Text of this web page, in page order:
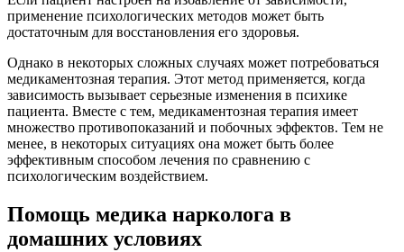
применение психологических методов может быть
достаточным для восстановления его здоровья.
Однако в некоторых сложных случаях может потребоваться
медикаментозная терапия. Этот метод применяется, когда
зависимость вызывает серьезные изменения в психике
пациента. Вместе с тем, медикаментозная терапия имеет
множество противопоказаний и побочных эффектов. Тем не
менее, в некоторых ситуациях она может быть более
эффективным способом лечения по сравнению с
психологическим воздействием.
Помощь медика нарколога в
домашних условиях